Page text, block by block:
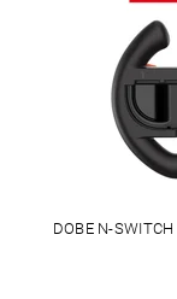
DOBE N-